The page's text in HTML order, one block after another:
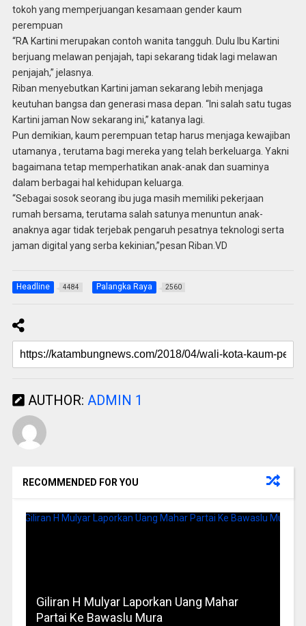
tokoh yang memperjuangan kesamaan gender kaum
perempuan
“RA Kartini merupakan contoh wanita tangguh. Dulu Ibu Kartini
berjuang melawan penjajah, tapi sekarang tidak lagi melawan
penjajah,” jelasnya.
Riban menyebutkan Kartini jaman sekarang lebih menjaga
keutuhan bangsa dan generasi masa depan. “Ini salah satu tugas
Kartini jaman Now sekarang ini,” katanya lagi.
Pun demikian, kaum perempuan tetap harus menjaga kewajiban
utamanya , terutama bagi mereka yang telah berkeluarga. Yakni
bagaimana tetap memperhatikan anak-anak dan suaminya
dalam berbagai hal kehidupan keluarga.
“Sebagai sosok seorang ibu juga masih memiliki pekerjaan
rumah bersama, terutama salah satunya menuntun anak-
anaknya agar tidak terjebak pengaruh pesatnya teknologi serta
jaman digital yang serba kekinian,”pesan Riban.VD
Headline 4484 Palangka Raya 2560
AUTHOR: ADMIN 1
RECOMMENDED FOR YOU
Giliran H Mulyar Laporkan Uang Mahar
Partai Ke Bawaslu Mura